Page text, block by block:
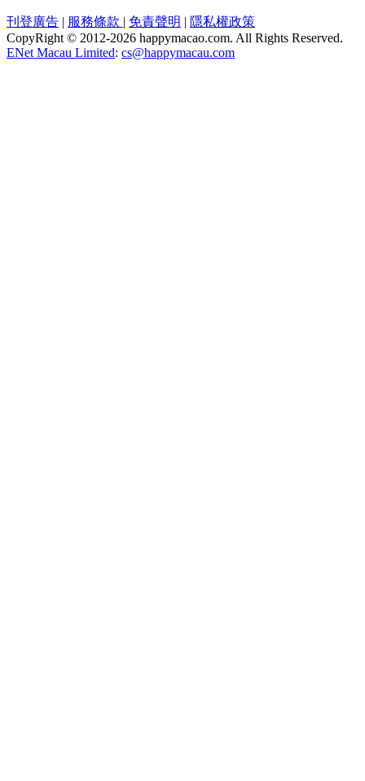
刊登廣告 | 服務條款 | 免責聲明 | 隱私權政策
CopyRight © 2012-2026 happymacao.com. All Rights Reserved.
ENet Macau Limited: cs@happymacau.com